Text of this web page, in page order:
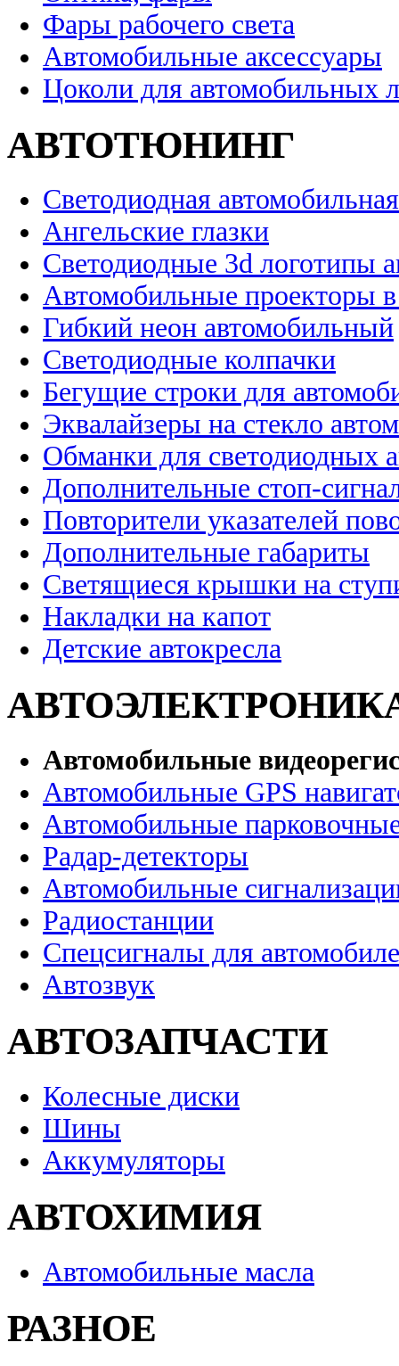
Фары рабочего света
Автомобильные аксессуары
Цоколи для автомобильных
АВТОТЮНИНГ
Светодиодная
Ангельские глазки
Светодиодные 3d логотипы
Автомобильные проекторы
Гибкий неон автомобильный
Светодиодные колпачки
Бегущие строки для
Эквалайзеры на стекло
Обманки для светодиодных
Дополнительные стоп-
Повторители указателей
Дополнительные габариты
Светящиеся крышки на
Накладки на капот
Детские автокресла
Автомобильные
Автомобильные GPS
Автомобильные
Радар-детекторы
Автомобильные
Радиостанции
Спецсигналы для
Автозвук
АВТОЗАПЧАСТИ
Колесные диски
Шины
Аккумуляторы
АВТОХИМИЯ
Автомобильные масла
РАЗНОЕ